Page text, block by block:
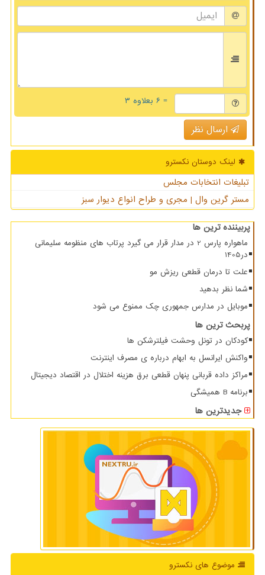
= ۶ بعلاوه ۳
ارسال نظر
لینک دوستان نكسترو
تبلیغات انتخابات مجلس
مستر گرین وال | مجری و طراح انواع دیوار سبز
پربیننده ترین ها
ماهواره پارس 2 در مدار قرار می گیرد پرتاب های منظومه سلیمانی
در1405
علت تا درمان قطعی ریزش مو
شما نظر بدهید
موبایل در مدارس جمهوری چک ممنوع می شود
پربحث ترین ها
کودکان در تونل وحشت فیلترشکن ها
واکنش ایرانسل به ابهام درباره ی مصرف اینترنت
مراکز داده قربانی پنهان قطعی برق هزینه اختلال در اقتصاد دیجیتال
برنامه B همیشگی
جدیدترین ها
موضوع های نكسترو